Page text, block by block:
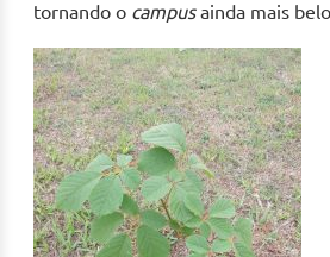
tornando o campusainda mais